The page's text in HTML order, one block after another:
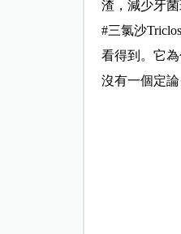
渣，減少牙菌
#三氯沙
看得到。它
沒有一個定